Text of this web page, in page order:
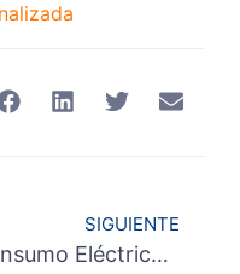
SIGUIENTE
Consumo Eléctrico en Refrigeración: El Desafío Energético que las Industrias No Pueden Ignorar